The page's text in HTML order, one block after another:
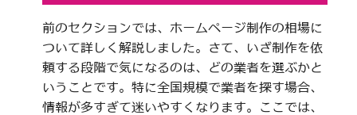
前のセクションでは、ホームページ制作の相場に
ついて詳しく解説しました。さて、いざ制作を依
頼する段階で気になるのは、どの業者を選ぶかと
いうことです。特に全国規模で業者を探す場合、
情報が多すぎて迷いやすくなります。ここでは、